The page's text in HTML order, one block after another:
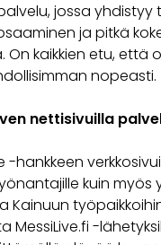
jossa
ja pitkä
On kaikkien etu, että
nopeasti.
nettisivuilla
-hankkeen
kuin myös
Kainuun
MessiLive.fi -